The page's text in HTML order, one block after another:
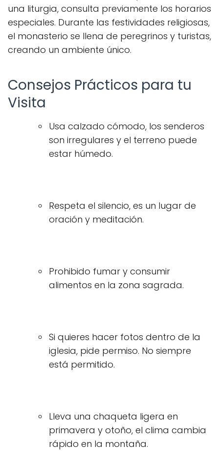
una liturgia, consulta previamente los horarios
especiales. Durante las festividades religiosas,
el monasterio se llena de peregrinos y turistas,
creando un ambiente único.
Consejos Prácticos para tu
Visita
Usa calzado cómodo, los senderos
son irregulares y el terreno puede
estar húmedo.
Respeta el silencio, es un lugar de
oración y meditación.
Prohibido fumar y consumir
alimentos en la zona sagrada.
Si quieres hacer fotos dentro de la
iglesia, pide permiso. No siempre
está permitido.
Lleva una chaqueta ligera en
primavera y otoño, el clima cambia
rápido en la montaña.